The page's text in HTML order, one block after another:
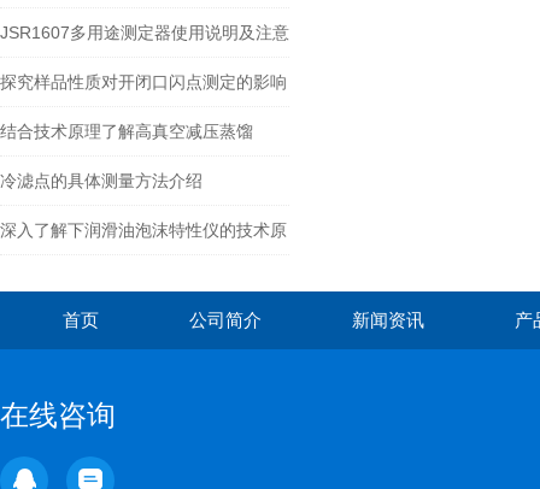
JSR1607多用途测定器使用说明及注意
事项
探究样品性质对开闭口闪点测定的影响
结合技术原理了解高真空减压蒸馏
冷滤点的具体测量方法介绍
深入了解下润滑油泡沫特性仪的技术原
首页 公司简介 新闻资讯 产
在线咨询